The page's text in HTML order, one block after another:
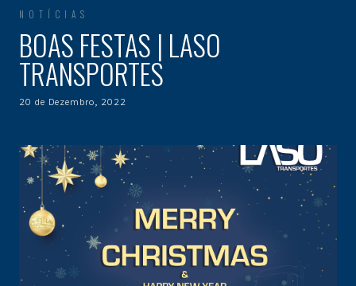
NOTÍCIAS
BOAS FESTAS | LASO
TRANSPORTES
20 de Dezembro, 2022